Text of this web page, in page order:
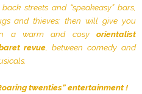
streets and “speakeasy” bars,
and thieves; then will give you
a warm and cosy orientalist
revue , between comedy and
twenties” entertainment !